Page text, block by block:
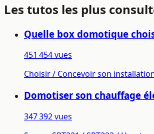
Les tutos les plus
Quelle box domotique
451 454 vues
Choisir / Concevoir son
Domotiser son chauffage
347 392 vues